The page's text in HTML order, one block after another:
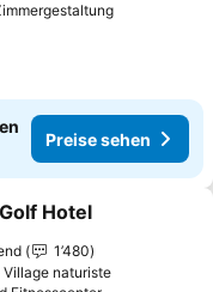
Preise sehen
hinzufügen
Hotel
1’480
naturiste